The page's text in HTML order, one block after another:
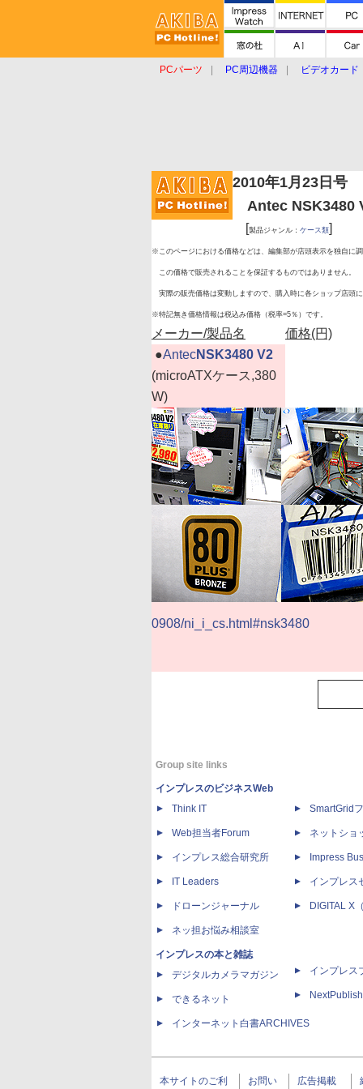
PCパーツ PC周辺機器 ビデオカード
2010年1月23日号
Antec NSK3480
[製品ジャンル： ケース類]
※このページにおける価格などは、編集部が店頭表示を独自に調
この価格で販売されることを保証するものではありません。
実際の販売価格は変動しますので、購入時に各ショップ店頭に
※特記無き価格情報は税込み価格（税率=5％）です。
メーカー/製品名 価格(円)
●AntecNSK3480 V2
(microATXケース,380
W)
0908/ni_i_cs.html#nsk3480
Group site links
インプレスのビジネスWeb
Think IT
Web担当者Forum
インプレス総合研究所
IT Leaders
ドローンジャーナル
ネッ担お悩み相談室
インプレスの本と雑誌
デジタルカメラマガジン
できるネット
インターネット白書ARCHIVES
SmartGrid
ネットショ
Impress
インプレス
DIGITAL X
インプレス
本サイトのご利
お問い
広告掲載